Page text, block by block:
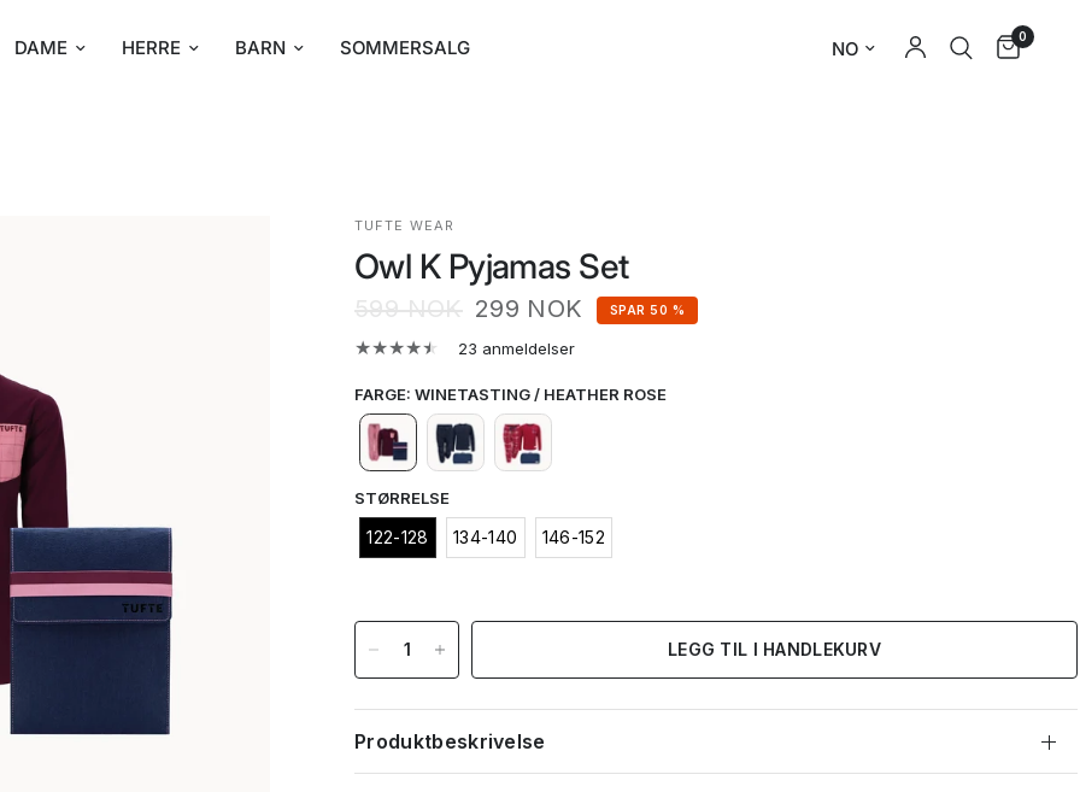
DAME HERRE BARN SOMMERSALG 0
TUFTE WEAR
Owl K Pyjamas Set
599 NOK 299 NOK SPAR 50 %
23 anmeldelser
FARGE: WINETASTING / HEATHER ROSE
STØRRELSE
122-128 134-140 146-152
LEGG TIL I HANDLEKURV
Produktbeskrivelse